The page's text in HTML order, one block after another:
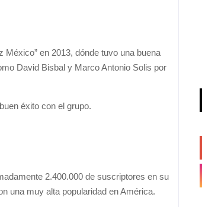
México” en 2013, dónde tuvo una buena
David Bisbal y Marco Antonio Solis por
éxito con el grupo.
2.400.000 de suscriptores en su
una muy alta popularidad en América.